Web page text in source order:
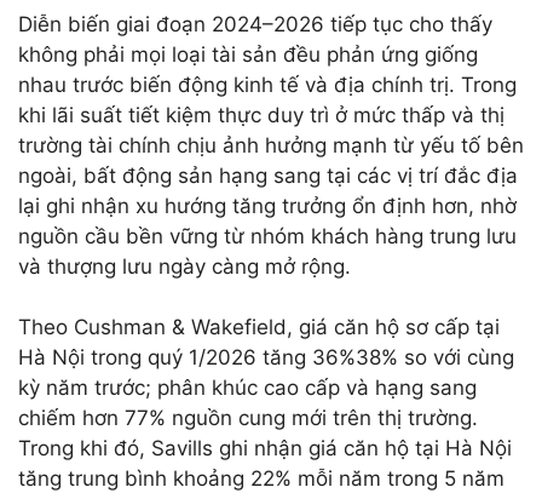
Diễn biến giai đoạn 2024–2026 tiếp tục cho thấy
không phải mọi loại tài sản đều phản ứng giống
nhau trước biến động kinh tế và địa chính trị. Trong
khi lãi suất tiết kiệm thực duy trì ở mức thấp và thị
trường tài chính chịu ảnh hưởng mạnh từ yếu tố bên
ngoài, bất động sản hạng sang tại các vị trí đắc địa
lại ghi nhận xu hướng tăng trưởng ổn định hơn, nhờ
nguồn cầu bền vững từ nhóm khách hàng trung lưu
và thượng lưu ngày càng mở rộng.
Theo Cushman & Wakefield, giá căn hộ sơ cấp tại
Hà Nội trong quý 1/2026 tăng 36%38% so với cùng
kỳ năm trước; phân khúc cao cấp và hạng sang
chiếm hơn 77% nguồn cung mới trên thị trường.
Trong khi đó, Savills ghi nhận giá căn hộ tại Hà Nội
tăng trung bình khoảng 22% mỗi năm trong 5 năm